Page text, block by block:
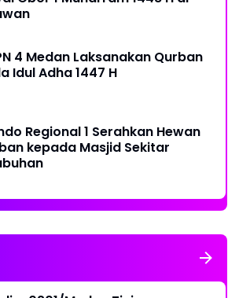
4 Medan Laksanakan Qurban
Idul Adha 1447 H
Regional 1 Serahkan Hewan
kepada Masjid Sekitar